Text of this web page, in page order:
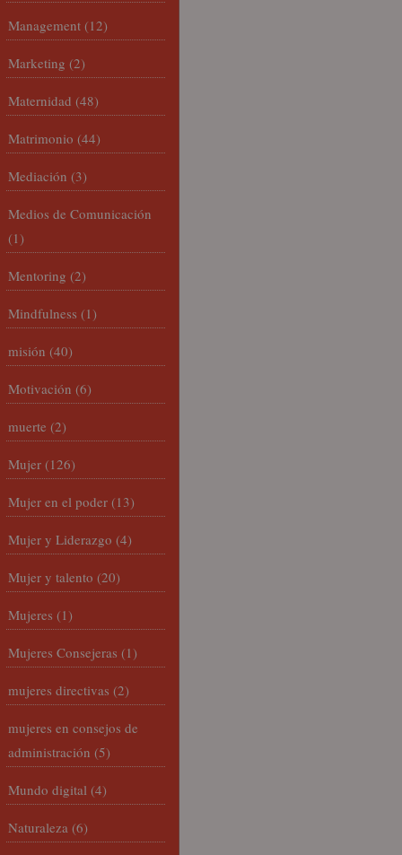
Management (12)
Marketing (2)
Maternidad (48)
Matrimonio (44)
Mediación (3)
Medios de Comunicación
(1)
Mentoring (2)
Mindfulness (1)
misión (40)
Motivación (6)
muerte (2)
Mujer (126)
Mujer en el poder (13)
Mujer y Liderazgo (4)
Mujer y talento (20)
Mujeres (1)
Mujeres Consejeras (1)
mujeres directivas (2)
mujeres en consejos de
administración (5)
Mundo digital (4)
Naturaleza (6)